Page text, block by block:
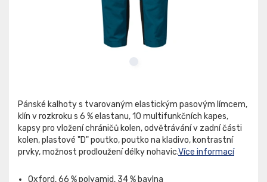
Pánské kalhoty s tvarovaným elastickým pasovým límcem,
klín v rozkroku s 6 % elastanu, 10 multifunkčních kapes,
kapsy pro vložení chráničů kolen, odvětrávání v zadní části
kolen, plastové "D" poutko, poutko na kladivo, kontrastní
prvky, možnost prodloužení délky nohavic.Více informací
Oxford, 66 % polyamid, 34 % bavlna